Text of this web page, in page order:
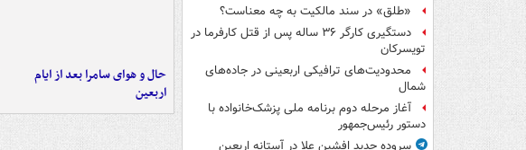
«طلق» در سند مالکیت به چه معناست؟
دستگیری کارگر ۳۶ ساله پس از قتل کارفرما در
تویسرکان
محدودیت‌های ترافیکی اربعینی در جاده‌های
شمال‌
آغاز مرحله دوم برنامه ملی پزشک‌خانواده با
دستور رئیس‌جمهور
سروده جدید افشین علا در آستانه اربعین
حال و هوای سامرا بعد از ایام
اربعین